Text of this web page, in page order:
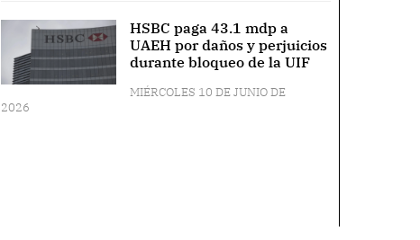
HSBC paga 43.1 mdp a
UAEH por daños y perjuicios
durante bloqueo de la UIF
MIÉRCOLES 10 DE JUNIO DE
2026